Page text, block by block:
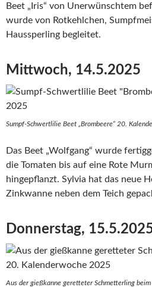
Beet „Iris“ von Unerwünschtem
wurde von Rotkehlchen,
Haussperling begleitet.
Mittwoch, 14.5.2025
Sumpf-Schwertlilie Beet „Brombeere“ 20.
Das Beet „Wolfgang“ wurde
die Tomaten bis auf eine Rote
hingepflanzt. Sylvia hat das neue
Zinkwanne neben dem Teich
Donnerstag,
Aus der gießkanne geretteter Schmetterling